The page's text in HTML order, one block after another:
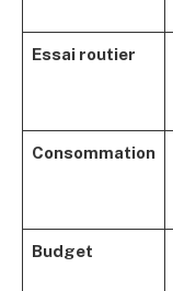
Essai routier
Consommation
Budget